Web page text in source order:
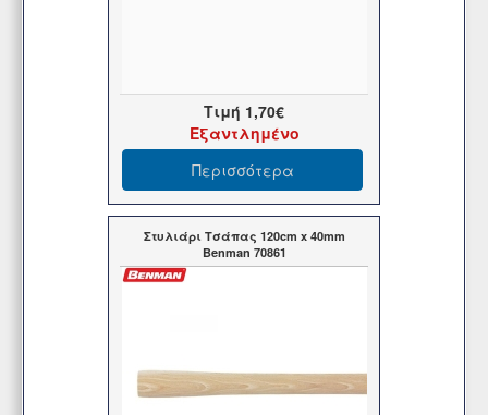
Τιμή 1,70€
Εξαντλημένο
Περισσότερα
Στυλιάρι Τσάπας 120cm x 40mm
Benman 70861